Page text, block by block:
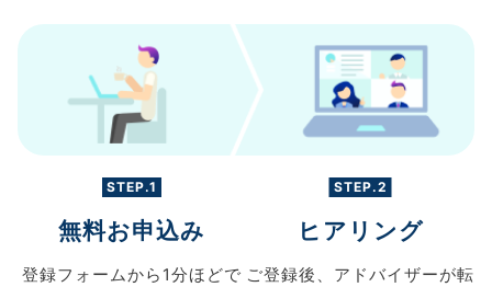
STEP.1
無料お申込み
登録フォームから 1分ほどで
STEP.2
ヒアリング
ご登録後、 アドバイザーが転